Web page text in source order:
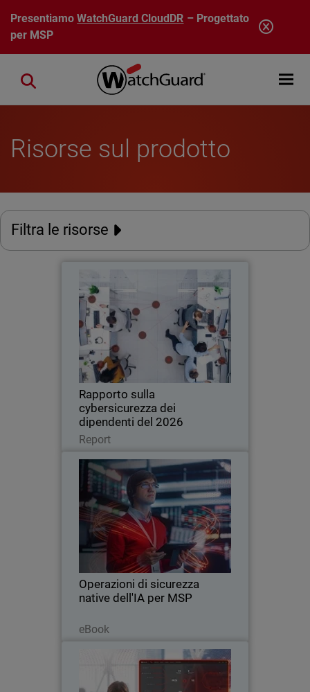
Salta al contenuto principale
PresentiamoWatchGuard CloudDR – Progettato
per MSP
Open
Close search
Risorse sul prodotto
Filtra le risorse
Rapporto sulla
cybersicurezza dei
dipendenti del 2026
Report
Rapporto sulla cybersicurezza
dei dipendenti del 2026
Una nuova ricerca globale rivela come
l'uso non autorizzato dell'intelligenza
artificiale e una scarsa igiene
informatica stiano aumentando i rischi
per le aziende di tutte le dimensioni.
Leggi ora
Thumbnail
Operazioni di sicurezza
native dell'IA per MSP
eBook
Operazioni di sicurezza native
dell'IA per MSP
Body
L'intelligenza artificiale sta
trasformando la sicurezza informatica
alla velocità della macchina, mettendo
in luce i limiti delle tradizionali
operazioni di sicurezza gestite
dall'uomo. Questo eBook…
Scalare le operazioni di
sicurezza degli MSP nell'era
dell'IA